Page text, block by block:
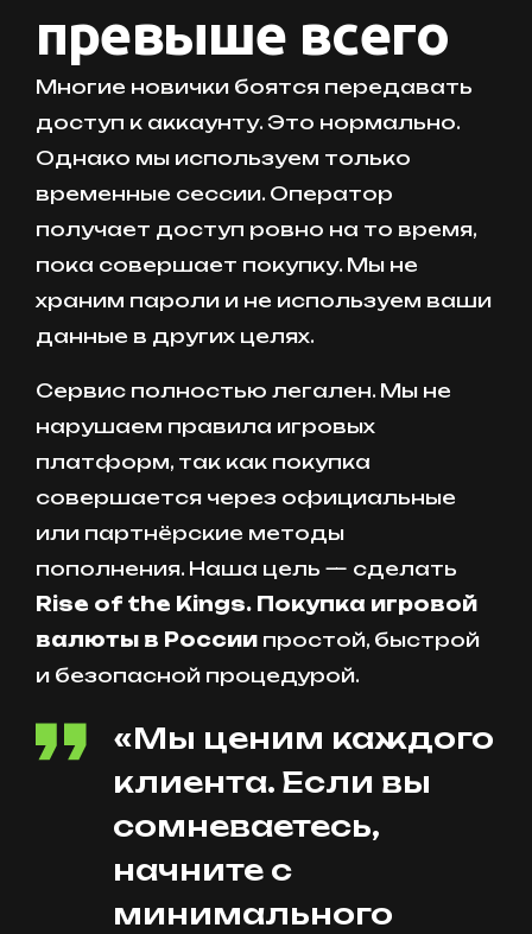
превыше всего
Многие новички боятся передавать
доступ к аккаунту. Это нормально.
Однако мы используем только
временные сессии. Оператор
получает доступ ровно на то время,
пока совершает покупку. Мы не
храним пароли и не используем ваши
данные в других целях.
Сервис полностью легален. Мы не
нарушаем правила игровых
платформ, так как покупка
совершается через официальные
или партнёрские методы
пополнения. Наша цель — сделать
Rise of the Kings. Покупка игровой
валюты в России простой, быстрой
и безопасной процедурой.
«Мы ценим каждого
клиента. Если вы
сомневаетесь,
начните с
минимального